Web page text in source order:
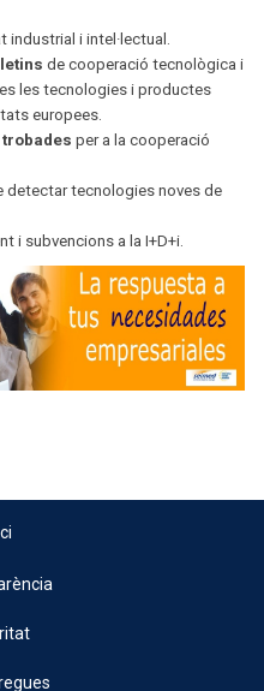
industrial i intel·lectual.
de cooperació tecnològica i
les tecnologies i productes
europees.
trobades per a la cooperació
detectar tecnologies noves de
i subvencions a la I+D+i.